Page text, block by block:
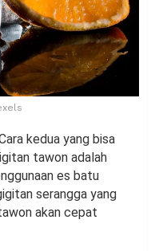
kedua yang bisa
tawon adalah
es batu
serangga yang
akan cepat